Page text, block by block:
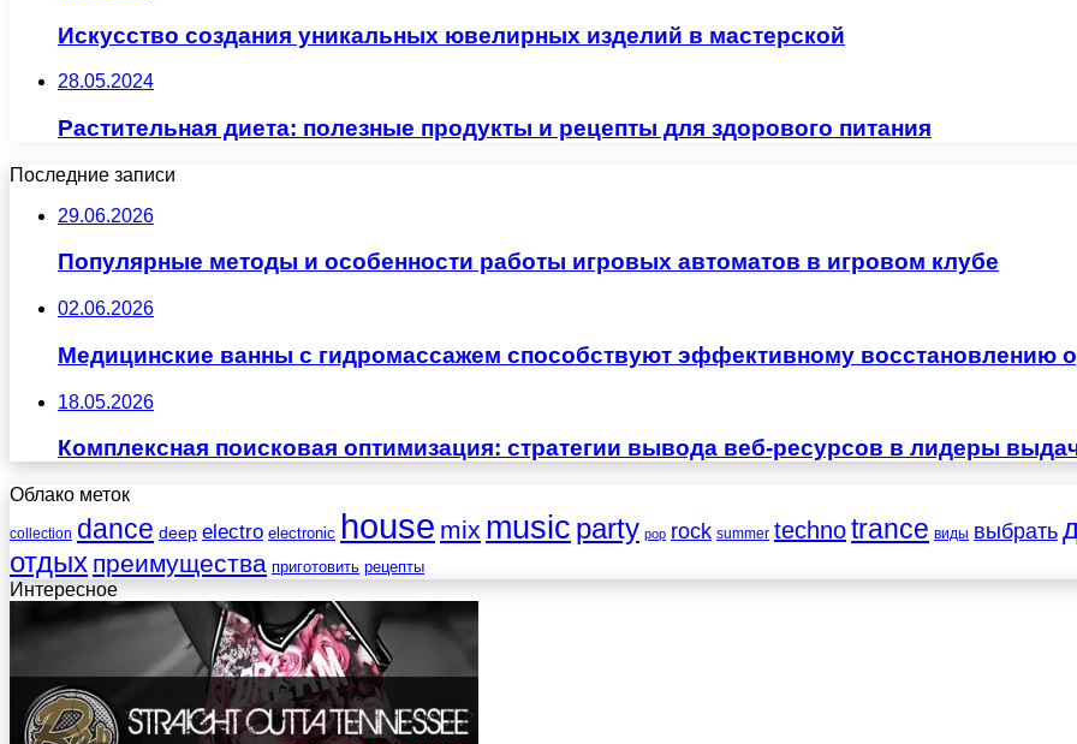
Искусство создания уникальных ювелирных изделий в мастерской
28.05.2024
Растительная диета: полезные продукты и рецепты для здорового питания
Последние записи
29.06.2026
Популярные методы и особенности работы игровых автоматов в игровом клубе
02.06.2026
Медицинские ванны с гидромассажем способствуют эффективному восстановлению
18.05.2026
Комплексная поисковая оптимизация: стратегии вывода веб-ресурсов в лидеры
Облако меток
collection dance deep electro electronic house mix music party pop rock summer technotrance виды выбрать
отдых преимущества приготовить рецепты
Интересное